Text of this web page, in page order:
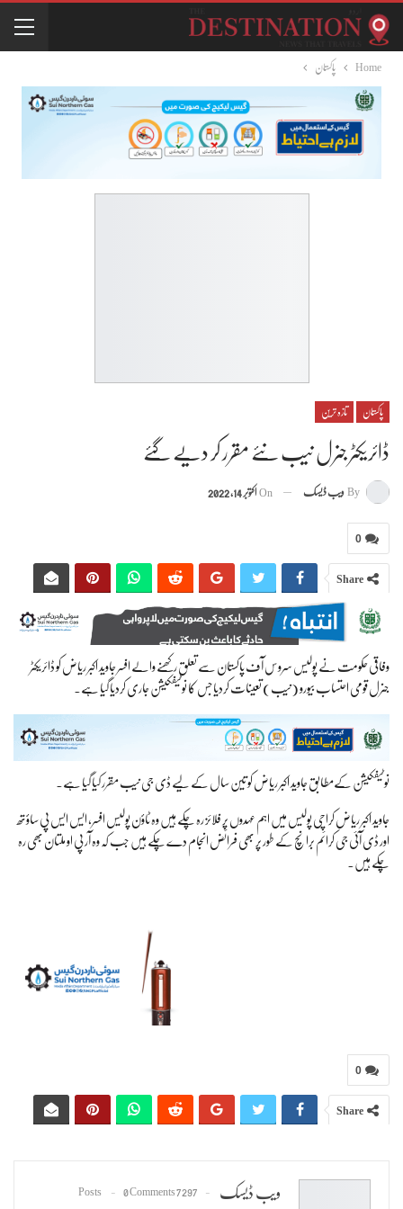
Home پاکستان
پاکستان تازہ ترین
ڈائریکٹر جنرل نیب نئے مقرر کر دیے گئے
By ویب ڈیسک On اکتوبر 14, 2022
0
Share
وفاقی حکومت نے پولیس سروس آف پاکستان سے تعلق رکھنے والے افسر جاوید اکبر ریاض کو ڈائریکٹر
جنرل قومی احتساب بیورو (نیب) تعینات کردیا جس کا نوٹیفکیشن جاری کردیا گیا ہے۔
نوٹیفکیشن کےمطابق جاوید اکبر ریاض کو تین سال کے لیے ڈی جی نیب مقرر کیا گیا ہے۔
جاوید اکبر ریاض کراچی پولیس میں اہم عہدوں پر فلائز رہ چکے ہیں وہ ٹاؤن پولیس افسر، ایس ایس پی ساؤتھ
اور ڈی آئی جی کرائم برانچ کے طور پر بھی فرائض انجام دے چکے ہیں جب کہ وہ آر پی او ملتان بھی رہ
چکے ہیں۔
0
Share
ویب ڈیسک 7297 Posts
0 Comments